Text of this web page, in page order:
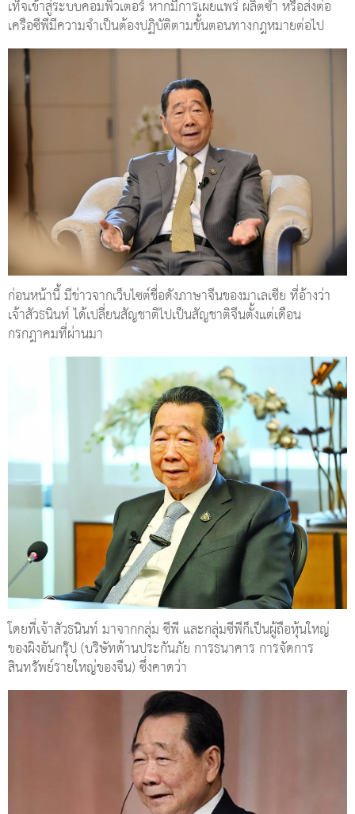
เท็จเข้าสู่ระบบคอมพิวเตอร์ หากมีการเผยแพร่ ผลิตซ้ำ หรือส่งต่อ
เครือซีพีมีความจำเป็นต้องปฏิบัติตามขั้นตอนทางกฎหมายต่อไป
ก่อนหน้านี้ มีข่าวจากเว็บไซต์ชื่อดังภาษาจีนของมาเลเซีย ที่อ้างว่า
เจ้าสัวธนินท์ ได้เปลี่ยนสัญชาติไปเป็นสัญชาติจีนตั้งแต่เดือน
กรกฎาคมที่ผ่านมา
โดยที่เจ้าสัวธนินท์ มาจากกลุ่ม ซีพี และกลุ่มซีพีก็เป็นผู้ถือหุ้นใหญ่
ของผิงอันกรุ๊ป (บริษัทด้านประกันภัย การธนาคาร การจัดการ
สินทรัพย์รายใหญ่ของจีน) ซึ่งคาดว่า